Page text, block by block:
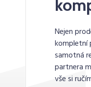
Nejen
kompletní
samotná
partnera
vše si